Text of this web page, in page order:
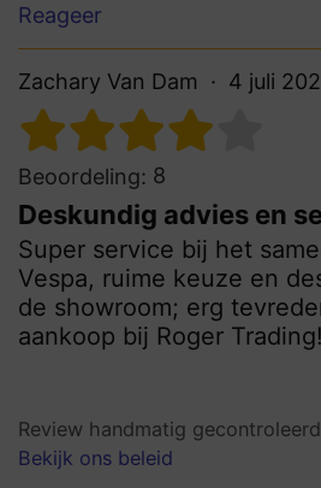
Reageer
Zachary Van Dam 4 juli
Beoordeling: 8
Deskundig advies en
Super service bij het
Vespa, ruime keuze en
de showroom; erg
aankoop bij Roger Trading!
Review handmatig
Bekijk ons beleid